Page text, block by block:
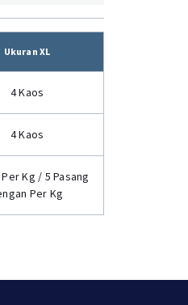
Ukuran XL
4 Kaos
4 Kaos
Kg / 5 Pasang
Per Kg